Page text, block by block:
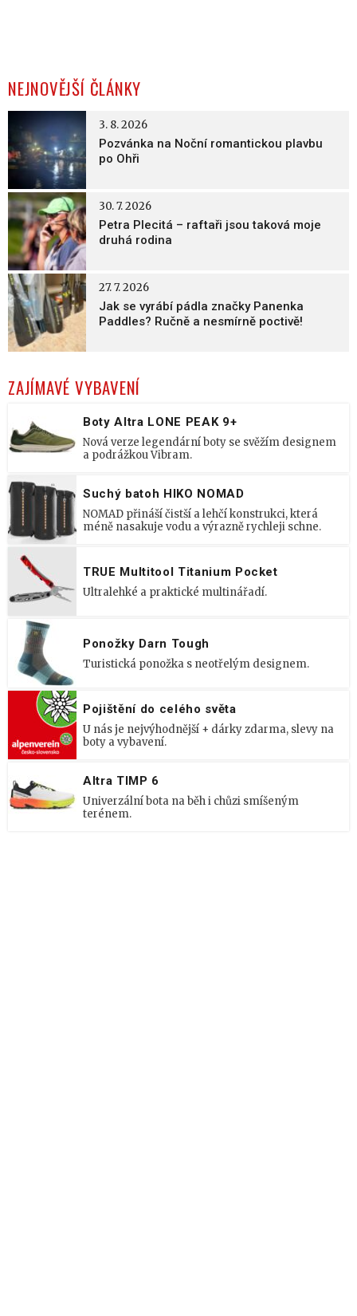
NEJNOVĚJŠÍ ČLÁNKY
Pozvánka na Noční romantickou plavbu
po Ohři
3. 8. 2026
Petra Plecitá – raftaři jsou taková moje
druhá rodina
30. 7. 2026
Jak se vyrábí pádla značky Panenka
Paddles? Ručně a nesmírně poctivě!
27. 7. 2026
ZAJÍMAVÉ VYBAVENÍ
Boty Altra LONE PEAK 9+
Nová verze legendární boty se svěžím designem
a podrážkou Vibram.
Suchý batoh HIKO NOMAD
NOMAD přináší čistší a lehčí konstrukci, která
méně nasakuje vodu a výrazně rychleji schne.
TRUE Multitool Titanium Pocket
Ultralehké a praktické multinářadí.
Ponožky Darn Tough
Turistická ponožka s neotřelým designem.
Pojištění do celého světa
U nás je nejvýhodnější + dárky zdarma, slevy na
boty a vybavení.
Altra TIMP 6
Univerzální bota na běh i chůzi smíšeným
terénem.